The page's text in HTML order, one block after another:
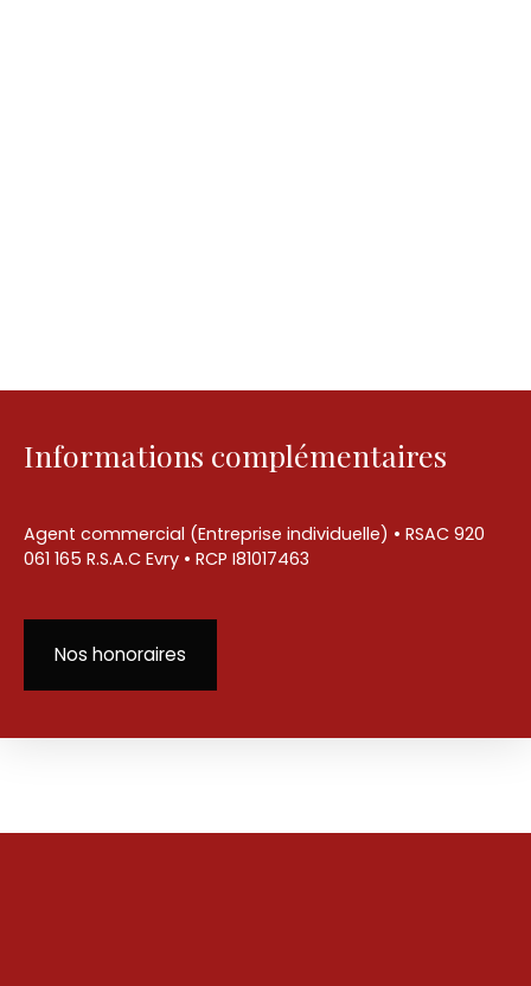
Informations complémentaires
Agent commercial (Entreprise individuelle) • RSAC 920
061 165 R.S.A.C Evry • RCP I81017463
Nos honoraires